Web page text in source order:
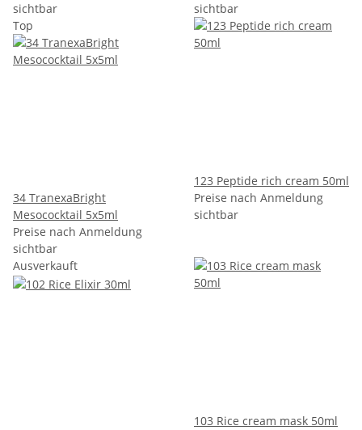
sichtbar
sichtbar
Top
34 TranexaBright
Mesococktail 5x5ml
Preise nach Anmeldung
sichtbar
123 Peptide rich cream 50ml
Preise nach Anmeldung
sichtbar
Ausverkauft
103 Rice cream mask 50ml